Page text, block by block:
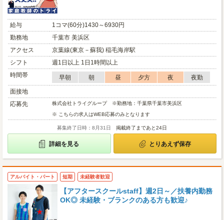
給与
1コマ(60分)1430～6930円
勤務地
千葉市 美浜区
アクセス
京葉線(東京－蘇我) 稲毛海岸駅
シフト
週1日以上 1日1時間以上
時間帯
早朝 朝 昼 夕方 夜
夜勤
面接地
応募先
株式会社トライグループ ※勤務地：千葉県千葉市美浜区
※ こちらの求人はWEB応募のみとなります
募集終了日時：8月31日 掲載終了まであと24日
詳細を見る とりあえず保存
アルバイト・パート 短期 未経験者歓迎
【アフタースクールstaff】週2日～／扶養内勤務
OK◎ 未経験・ブランクのある方も歓迎♪